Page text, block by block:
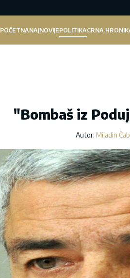
POČETNANAJNOVIJEPOLITIKACRNA
"Bombaš iz
Autor: Miladin